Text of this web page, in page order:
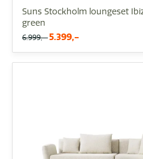
Suns Stockholm loungeset
green
6.999,- 5.399,-